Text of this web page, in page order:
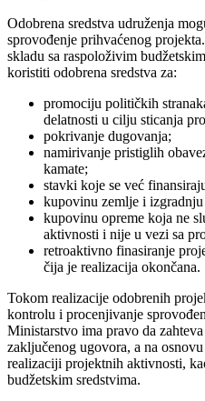
Odobrena sredstva udruženja
sprovođenje prihvaćenog
skladu sa raspoloživim
koristiti odobrena sredstva za:
promociju političkih
delatnosti u cilju sticanja
pokrivanje dugovanja;
namirivanje pristiglih
kamate;
stavki koje se već
kupovinu zemlje i izgradnju
kupovinu opreme koja ne
aktivnosti i nije u vezi sa
retroaktivno finasiranje
čija je realizacija okončana.
Tokom realizacije odobrenih
kontrolu i procenjivanje
Ministarstvo ima pravo da
zaključenog ugovora, a na
realizaciji projektnih aktivnosti,
budžetskim sredstvima.